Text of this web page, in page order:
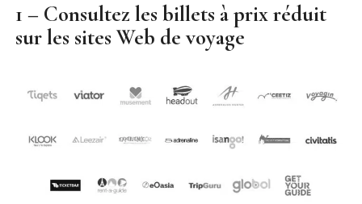
1 – Consultez les billets à prix réduit
sur les sites Web de voyage